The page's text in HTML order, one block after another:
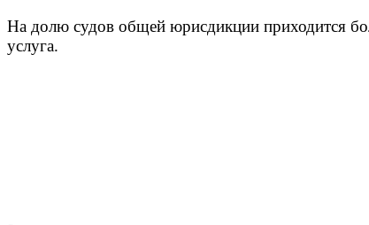
На долю судов общей юрисдикции приходится
услуга.